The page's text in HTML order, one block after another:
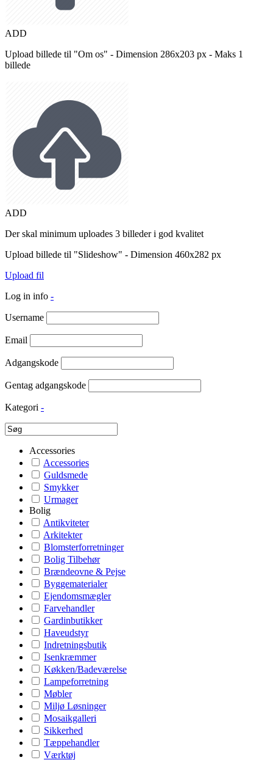
ADD
Upload billede til "Om os" - Dimension 286x203 px - Maks 1
billede
ADD
Der skal minimum uploades 3 billeder i god kvalitet
Upload billede til "Slideshow" - Dimension 460x282 px
Upload fil
Log in info -
Username
Email
Adgangskode
Gentag adgangskode
Kategori -
Accessories
Accessories
Guldsmede
Smykker
Urmager
Bolig
Antikviteter
Arkitekter
Blomsterforretninger
Bolig Tilbehør
Brændeovne & Pejse
Byggematerialer
Ejendomsmægler
Farvehandler
Gardinbutikker
Haveudstyr
Indretningsbutik
Isenkræmmer
Køkken/Badeværelse
Lampeforretning
Møbler
Miljø Løsninger
Mosaikgalleri
Sikkerhed
Tæppehandler
Værktøj